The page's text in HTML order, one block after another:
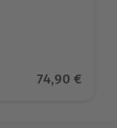
Aktueller
74,90 €